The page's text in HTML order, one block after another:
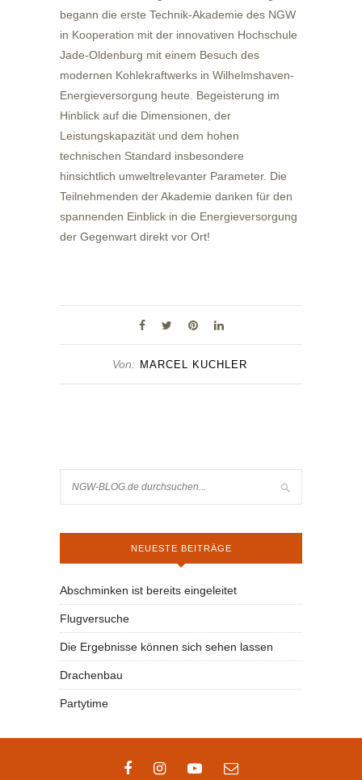
begann die erste Technik-Akademie des NGW
in Kooperation mit der innovativen Hochschule
Jade-Oldenburg mit einem Besuch des
modernen Kohlekraftwerks in Wilhelmshaven-
Energieversorgung heute. Begeisterung im
Hinblick auf die Dimensionen, der
Leistungskapazität und dem hohen
technischen Standard insbesondere
hinsichtlich umweltrelevanter Parameter. Die
Teilnehmenden der Akademie danken für den
spannenden Einblick in die Energieversorgung
der Gegenwart direkt vor Ort!
Von: MARCEL KUCHLER
NEUESTE BEITRÄGE
Abschminken ist bereits eingeleitet
Flugversuche
Die Ergebnisse können sich sehen lassen
Drachenbau
Partytime